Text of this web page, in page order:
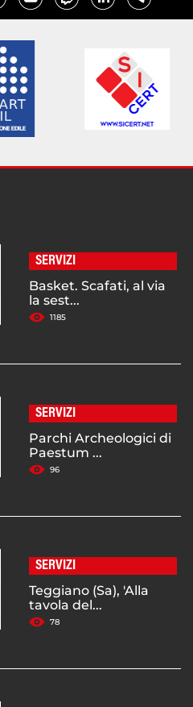
SERVIZI
Basket. Scafati, al via
la sest...
1185
SERVIZI
Parchi Archeologici di
Paestum ...
96
SERVIZI
Teggiano (Sa), 'Alla
tavola del...
78